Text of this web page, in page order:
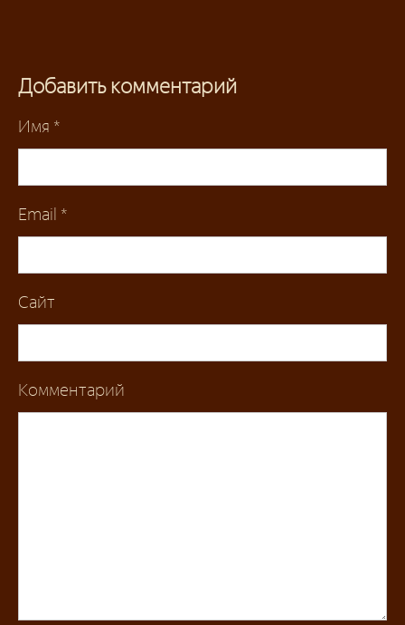
Добавить комментарий
Имя *
Email *
Сайт
Комментарий